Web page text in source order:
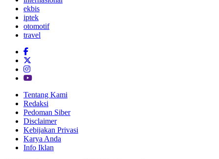
ekbis
iptek
otomotif
travel
Tentang Kami
Redaksi
Pedoman Siber
Disclaimer
Kebijakan Privasi
Karya Anda
Info Iklan